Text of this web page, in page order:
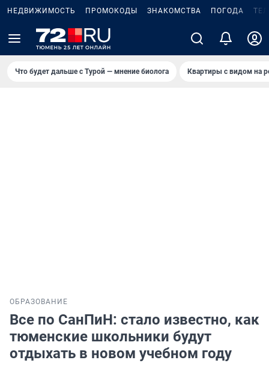
НЕДВИЖИМОСТЬ ПРОМОКОДЫ ЗНАКОМСТВА ПОГОДА
Что будет дальше с Турой — мнение биолога Квартиры с видом на
ОБРАЗОВАНИЕ
Все по СанПиН: стало известно, как
тюменские школьники будут
отдыхать в новом учебном году